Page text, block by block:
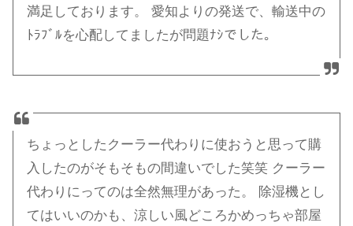
満足しております。 愛知よりの発送で、輸送中の
ﾄﾗﾌﾞﾙを心配してましたが問題ﾅｼでした。
ちょっとしたクーラー代わりに使おうと思って購
入したのがそもそもの間違いでした笑笑 クーラー
代わりにってのは全然無理があった。 除湿機とし
てはいいのかも、涼しい風どころかめっちゃ部屋